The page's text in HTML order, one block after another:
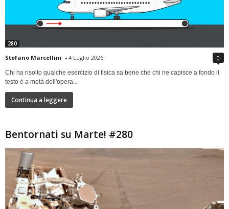
280
Stefano Marcellini - 4 Luglio 2026 0
Chi ha risolto qualche esercizio di fisica sa bene che chi ne capisce a fondo il
testo è a metà dell'opera...
Continua a leggere
Bentornati su Marte! #280